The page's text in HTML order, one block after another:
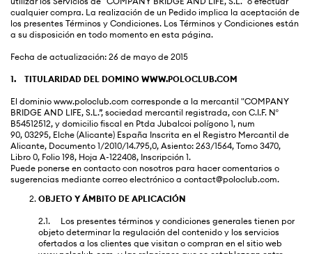
cualquier compra. La realización de un Pedido implica la aceptación de
los presentes Términos y Condiciones. Los Términos y Condiciones están
a su disposición en todo momento en esta página.
Fecha de actualización: 26 de mayo de 2015
1. TITULARIDAD DEL DOMINO WWW.POLOCLUB.COM
El dominio www.poloclub.com corresponde a la mercantil "COMPANY
BRIDGE AND LIFE, S.L.”, sociedad mercantil registrada, con C.I.F. Nº
B54512512, y domicilio fiscal en Ptda Jubalcoi polígono 1, num
90, 03295, Elche (Alicante) España Inscrita en el Registro Mercantil de
Alicante, Documento 1/2010/14.795,0, Asiento: 263/1564, Tomo 3470,
Libro 0, Folio 198, Hoja A-122408, Inscripción 1.
Puede ponerse en contacto con nosotros para hacer comentarios o
sugerencias mediante correo electrónico a contact@poloclub.com.
OBJETO Y ÁMBITO DE APLICACIÓN
2.1. Los presentes términos y condiciones generales tienen por
objeto determinar la regulación del contenido y los servicios
ofertados a los clientes que visitan o compran en el sitio web